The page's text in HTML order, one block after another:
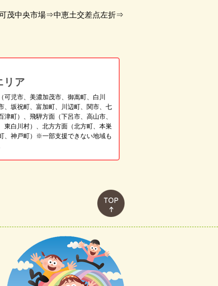
茂中央市場⇒中恵土交差点左折⇒
リア
可児市、美濃加茂市、御嵩町、白川
、坂祝町、富加町、川辺町、関市、七
津町）、飛騨方面（下呂市、高山市、
東白川村）、北方方面（北方町、本巣
、神戸町）※一部支援できない地域も